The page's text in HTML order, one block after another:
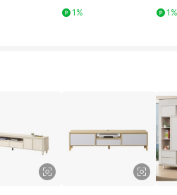
1% 1%